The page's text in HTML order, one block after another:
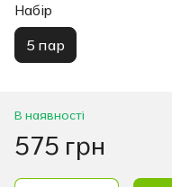
Набір
5 пар
В наявності
575 грн